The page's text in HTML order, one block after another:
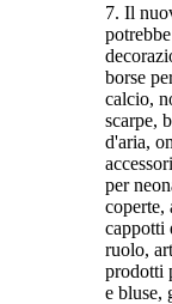
7. Il
borse
calcio,
scarpe,
d'aria,
per
coperte,
cappotti
ruolo,
prodotti
e bluse,